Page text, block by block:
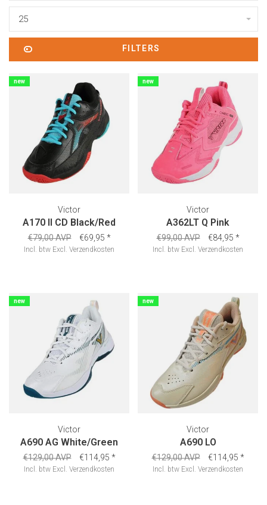
25
FILTERS
new
Victor
A170 II CD Black/Red
€79,00 AVP €69,95 *
Incl. btw Excl. Verzendkosten
new
Victor
A362LT Q Pink
€99,00 AVP €84,95 *
Incl. btw Excl. Verzendkosten
new
Victor
A690 AG White/Green
€129,00 AVP €114,95 *
Incl. btw Excl. Verzendkosten
new
Victor
A690 LO
€129,00 AVP €114,95 *
Incl. btw Excl. Verzendkosten